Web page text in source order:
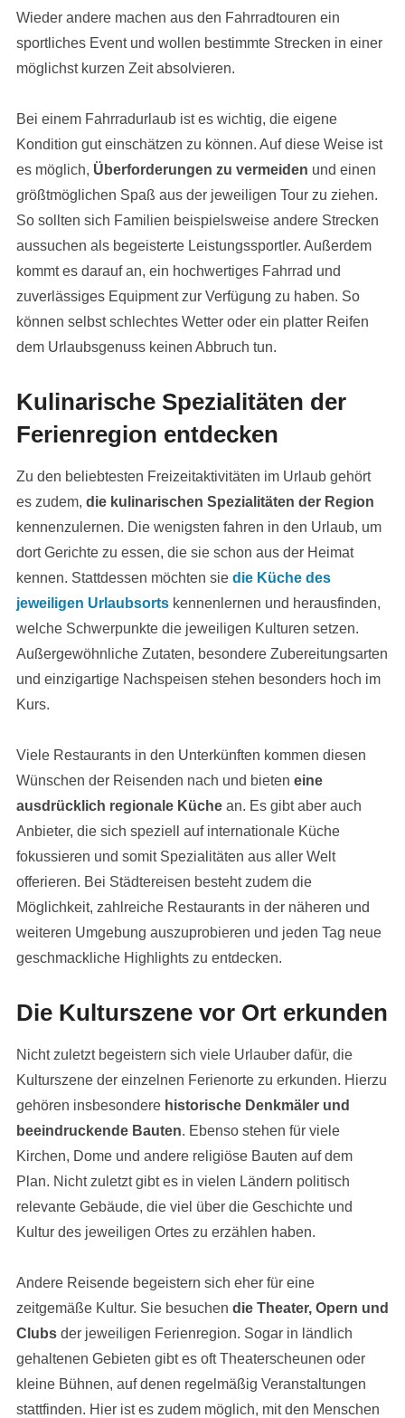
Wieder andere machen aus den Fahrradtouren ein
sportliches Event und wollen bestimmte Strecken in einer
möglichst kurzen Zeit absolvieren.
Bei einem Fahrradurlaub ist es wichtig, die eigene
Kondition gut einschätzen zu können. Auf diese Weise ist
es möglich, Überforderungen zu vermeiden und einen
größtmöglichen Spaß aus der jeweiligen Tour zu ziehen.
So sollten sich Familien beispielsweise andere Strecken
aussuchen als begeisterte Leistungssportler. Außerdem
kommt es darauf an, ein hochwertiges Fahrrad und
zuverlässiges Equipment zur Verfügung zu haben. So
können selbst schlechtes Wetter oder ein platter Reifen
dem Urlaubsgenuss keinen Abbruch tun.
Kulinarische Spezialitäten der
Ferienregion entdecken
Zu den beliebtesten Freizeitaktivitäten im Urlaub gehört
es zudem, die kulinarischen Spezialitäten der Region
kennenzulernen. Die wenigsten fahren in den Urlaub, um
dort Gerichte zu essen, die sie schon aus der Heimat
kennen. Stattdessen möchten sie die Küche des
jeweiligen Urlaubsortskennenlernen und herausfinden,
welche Schwerpunkte die jeweiligen Kulturen setzen.
Außergewöhnliche Zutaten, besondere Zubereitungsarten
und einzigartige Nachspeisen stehen besonders hoch im
Kurs.
Viele Restaurants in den Unterkünften kommen diesen
Wünschen der Reisenden nach und bieten eine
ausdrücklich regionale Küchean. Es gibt aber auch
Anbieter, die sich speziell auf internationale Küche
fokussieren und somit Spezialitäten aus aller Welt
offerieren. Bei Städtereisen besteht zudem die
Möglichkeit, zahlreiche Restaurants in der näheren und
weiteren Umgebung auszuprobieren und jeden Tag neue
geschmackliche Highlights zu entdecken.
Die Kulturszene vor Ort erkunden
Nicht zuletzt begeistern sich viele Urlauber dafür, die
Kulturszene der einzelnen Ferienorte zu erkunden. Hierzu
gehören insbesondere historische Denkmäler und
beeindruckende Bauten. Ebenso stehen für viele
Kirchen, Dome und andere religiöse Bauten auf dem
Plan. Nicht zuletzt gibt es in vielen Ländern politisch
relevante Gebäude, die viel über die Geschichte und
Kultur des jeweiligen Ortes zu erzählen haben.
Andere Reisende begeistern sich eher für eine
zeitgemäße Kultur. Sie besuchen die Theater, Opern und
Clubsder jeweiligen Ferienregion. Sogar in ländlich
gehaltenen Gebieten gibt es oft Theaterscheunen oder
kleine Bühnen, auf denen regelmäßig Veranstaltungen
stattfinden. Hier ist es zudem möglich, mit den Menschen